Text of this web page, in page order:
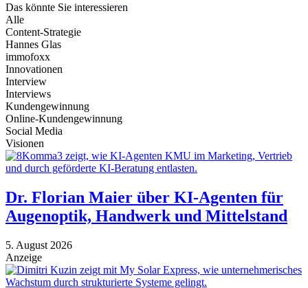
Das könnte Sie interessieren
Alle
Content-Strategie
Hannes Glas
immofoxx
Innovationen
Interview
Interviews
Kundengewinnung
Online-Kundengewinnung
Social Media
Visionen
Dr. Florian Maier über KI-Agenten für
Augenoptik, Handwerk und Mittelstand
5. August 2026
Anzeige